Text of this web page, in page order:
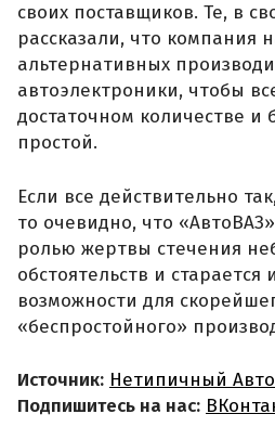
своих поставщиков. Те, в
рассказали, что компания
альтернативных
автоэлектроники, чтобы
достаточном количестве и
простой.
Если все действительно
то очевидно, что
ролью жертвы стечения
обстоятельств и старается
возможности для
«беспростойного»
Источник: Нетипичный
Подпишитесь на нас: